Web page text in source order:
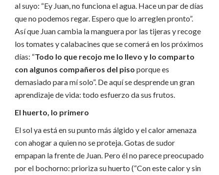
al suyo: “Ey Juan, no funciona el agua. Hace un par de días
que no podemos regar. Espero que lo arreglen pronto”.
Así que Juan cambia la manguera por las tijeras y recoge
los tomates y calabacines que se comerá en los próximos
días: “Todo lo que recojo me lo llevo y lo comparto
con algunos compañeros del piso porque es
demasiado para mí solo”. De aquí se desprende un gran
aprendizaje de vida: todo esfuerzo da sus frutos.
El huerto, lo primero
El sol ya está en su punto más álgido y el calor amenaza
con ahogar a quien no se proteja. Gotas de sudor
empapan la frente de Juan. Pero él no parece preocupado
por el bochorno: prioriza su huerto (“Con este calor y sin